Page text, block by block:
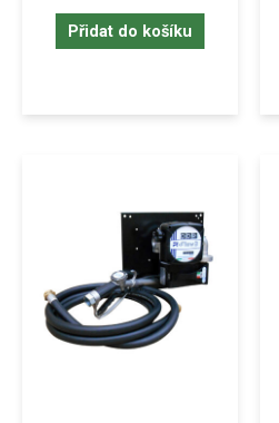
Přidat do košíku